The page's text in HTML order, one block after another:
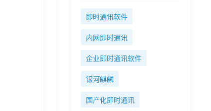
即时通讯软件
内网即时通讯
企业即时通讯软件
银河麒麟
国产化即时通讯